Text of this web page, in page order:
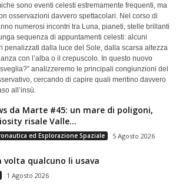
sono eventi celesti estremamente frequenti, ma
osservazioni davvero spettacolari. Nel corso di
numerosi incontri tra Luna, pianeti, stelle brillanti
sequenza di appuntamenti celesti: alcuni
penalizzati dalla luce del Sole, dalla scarsa altezza
con l’alba o il crepuscolo. In questo nuovo
analizzeremo le principali congiunzioni del
cercando di capire quali meritino davvero
all’insù.
da Marte #45: un mare di poligoni,
risale Valle...
ed Esplorazione Spaziale 5 Agosto 2026
volta qualcuno li usava
1 Agosto 2026